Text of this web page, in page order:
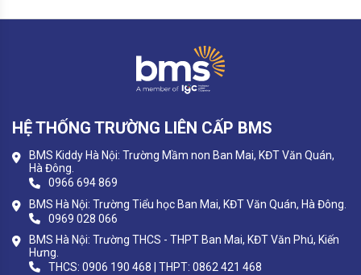
HỆ THỐNG TRƯỜNG LIÊN CẤP BMS
BMS Kiddy Hà Nội: Trường Mầm non Ban Mai, KĐT Văn Quán,
Hà Đông.
0966 694 869
BMS Hà Nội: Trường Tiểu học Ban Mai, KĐT Văn Quán, Hà Đông.
0969 028 066
BMS Hà Nội: Trường THCS - THPT Ban Mai, KĐT Văn Phú, Kiến
Hưng.
THCS: 0906 190 468 | THPT: 0862 421 468